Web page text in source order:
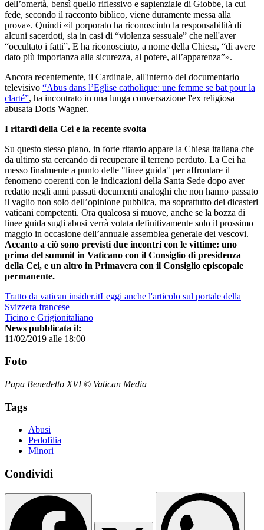
dell’omertà, bensì quello riflessivo e sapienziale di Giobbe, la cui
fede, secondo il racconto biblico, viene duramente messa alla
prova». Quindi «il porporato ha riconosciuto la responsabilità di
alcuni sacerdoti, sia in casi di “violenza sessuale” che nell'aver
“occultato i fatti”. E ha riconosciuto, a nome della Chiesa, “di avere
dato più importanza alla sicurezza, al potere, all’apparenza”».
Ancora recentemente, il Cardinale, all'interno del documentario
televisivo “Abus dans l’Eglise catholique: une femme se bat pour la
clarté”, ha incontrato in una lunga conversazione l'ex religiosa
abusata Doris Wagner.
I ritardi della Cei e la recente svolta
Su questo stesso piano, in forte ritardo appare la Chiesa italiana che
da ultimo sta cercando di recuperare il terreno perduto. La Cei ha
messo finalmente a punto delle "linee guida" per affrontare il
fenomeno coerenti con le indicazioni della Santa Sede dopo aver
redatto negli anni passati documenti analoghi che non hanno passato
il vaglio non solo dell’opinione pubblica, ma soprattutto dei dicasteri
vaticani competenti. Ora qualcosa si muove, anche se la bozza di
linee guida sugli abusi verrà votata definitivamente solo il prossimo
maggio in occasione dell’annuale assemblea generale dei vescovi.
Accanto a ciò sono previsti due incontri con le vittime: uno
prima del summit in Vaticano con il Consiglio di presidenza
della Cei, e un altro in Primavera con il Consiglio episcopale
permanente.
Tratto da vatican insider.itLeggi anche l'articolo sul portale della
Svizzera francese
Ticino e Grigionitaliano
News pubblicata il:
11/02/2019 alle 18:00
Foto
Papa Benedetto XVI © Vatican Media
Tags
Abusi
Pedofilia
Minori
Condividi